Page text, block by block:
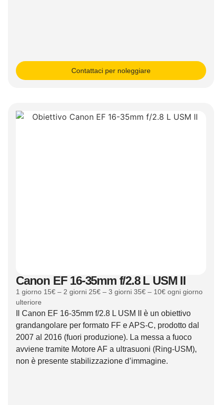
Contattaci per noleggiare
Canon EF 16-35mm f/2.8 L USM II
1 giorno 15€ – 2 giorni 25€ – 3 giorni 35€ – 10€ ogni giorno
ulteriore
Il Canon EF 16-35mm f/2.8 L USM II è un obiettivo
grandangolare per formato FF e APS-C, prodotto dal
2007 al 2016 (fuori produzione). La messa a fuoco
avviene tramite Motore AF a ultrasuoni (Ring-USM),
non è presente stabilizzazione d’immagine.